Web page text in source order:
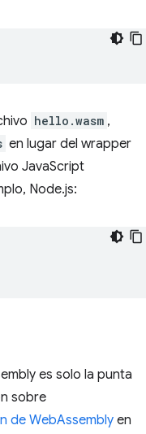
hello.wasm ,
en lugar del wrapper
JavaScript
Node.js:
es solo la punta
sobre
de WebAssembly en